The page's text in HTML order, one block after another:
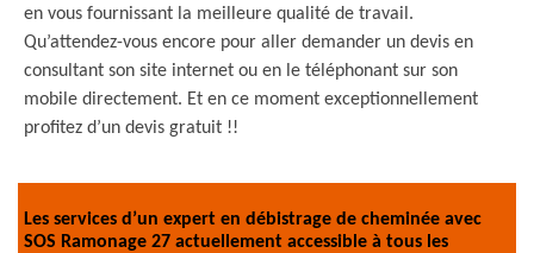
en vous fournissant la meilleure qualité de travail.
Qu’attendez-vous encore pour aller demander un devis en
consultant son site internet ou en le téléphonant sur son
mobile directement. Et en ce moment exceptionnellement
profitez d’un devis gratuit !!
Les services d’un expert en débistrage de cheminée avec
SOS Ramonage 27 actuellement accessible à tous les